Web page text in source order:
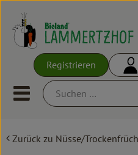
Registrieren
Mobiles
Ökokisten
Zurück zu Nüsse/